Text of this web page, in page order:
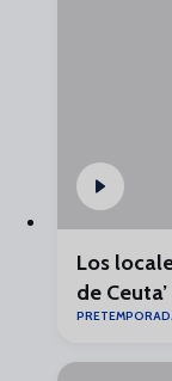
Los
de